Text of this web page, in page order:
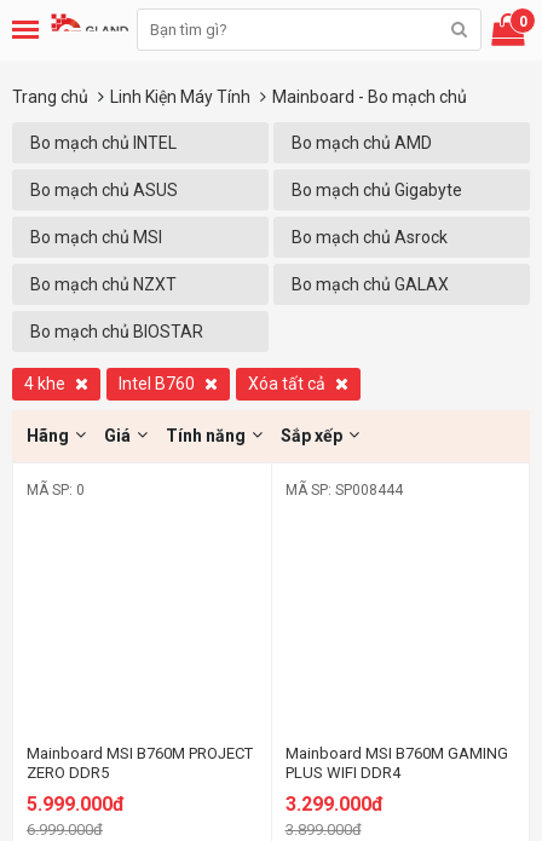
0
Trang chủ Linh Kiện Máy Tính Mainboard - Bo mạch chủ
Bo mạch chủ INTEL Bo mạch chủ AMD
Bo mạch chủ ASUS Bo mạch chủ Gigabyte
Bo mạch chủ MSI Bo mạch chủ Asrock
Bo mạch chủ NZXT Bo mạch chủ GALAX
Bo mạch chủ BIOSTAR
4 khe Intel B760 Xóa tất cả
Hãng Giá Tính năng Sắp xếp
MÃ SP: 0
Mainboard MSI B760M PROJECT
ZERO DDR5
5.999.000đ
6.999.000đ
MÃ SP: SP008444
Mainboard MSI B760M GAMING
PLUS WIFI DDR4
3.299.000đ
3.899.000đ